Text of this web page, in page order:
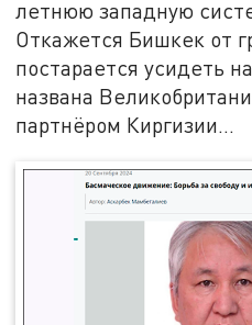
летнюю западную
Откажется Бишкек от
постарается усидеть
названа
партнёром Киргизии…